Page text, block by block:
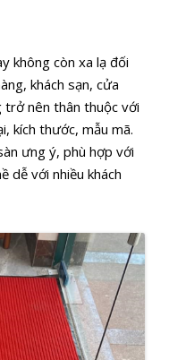
không còn xa lạ đối
khách sạn, cửa
trở nên thân thuộc với
kích thước, mẫu mã.
ưng ý, phù hợp với
dễ với nhiều khách